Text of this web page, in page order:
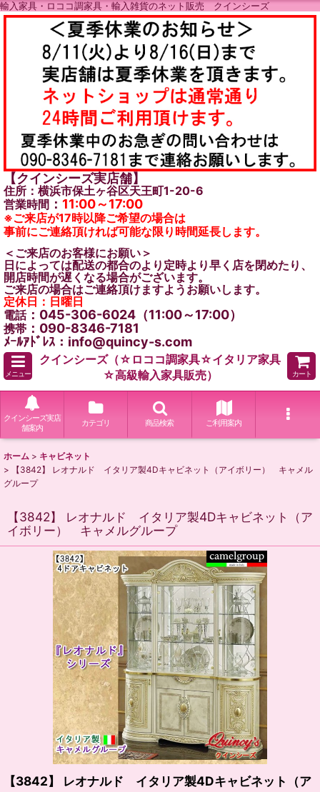
輸入家具・ロココ調家具・輸入雑貨のネット販売 クインシーズ
【クインシーズ実店舗】
住所：横浜市保土ヶ谷区天王町1-20-6
営業時間 ： 11:00～17:00
※ご来店が17時以降ご希望の場合は
事前にご連絡頂ければ可能な限り時間延長します。
＜ご来店のお客様にお願い＞
日によっては配送の都合のより定時より早く店を閉めたり、
開店時間が遅くなる場合がございます。
ご来店の場合はご連絡頂けますようお願いします。
定休日：日曜日
電話：045-306-6024（11:00～17:00）
携帯 ：090-8346-7181
ﾒｰﾙｱﾄﾞﾚｽ：info@quincy-s.com
メニュー
クインシーズ（☆ロココ調家具☆イタリア家具
☆高級輸入家具販売）
カート
クインシーズ実店
舗案内
カテゴリ 商品検索 ご利用案内
ホーム > キャビネット
>
【3842】 レオナルド イタリア製4Dキャビネット（アイボリー） キャメル
グループ
【3842】 レオナルド イタリア製4Dキャビネット（ア
イボリー） キャメルグループ
【3842】 レオナルド イタリア製4Dキャビネット（ア